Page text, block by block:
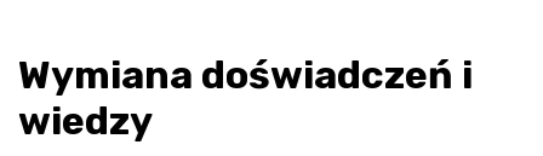
Wymiana doświadczeń i
wiedzy